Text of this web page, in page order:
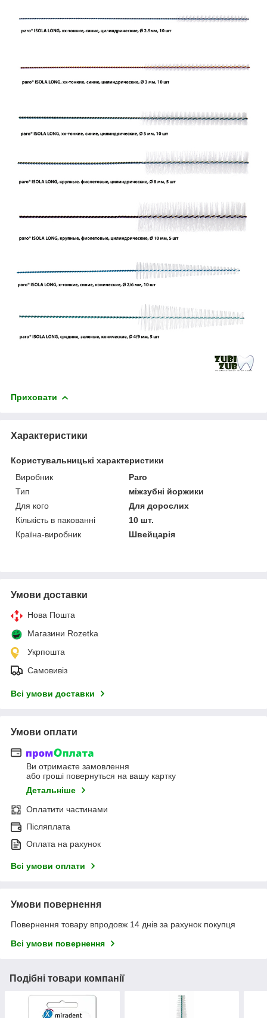
Приховати
Характеристики
Користувальницькі характеристики
Виробник
Paro
Тип
міжзубні йоржики
Для кого
Для дорослих
Кількість в пакованні
10 шт.
Країна-виробник
Швейцарія
Умови доставки
Нова Пошта
Магазини Rozetka
Укрпошта
Самовивіз
Всі умови доставки
Умови оплати
Ви отримаєте замовлення
або гроші повернуться на вашу картку
Детальніше
Оплатити частинами
Післяплата
Оплата на рахунок
Всі умови оплати
Умови повернення
Повернення товару впродовж 14 днів за рахунок покупця
Всі умови повернення
Подібні товари компанії